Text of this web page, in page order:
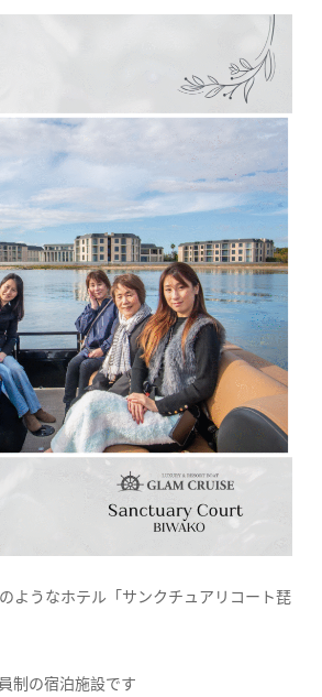
ようなホテル「サンクチュアリコート琵
制の宿泊施設です